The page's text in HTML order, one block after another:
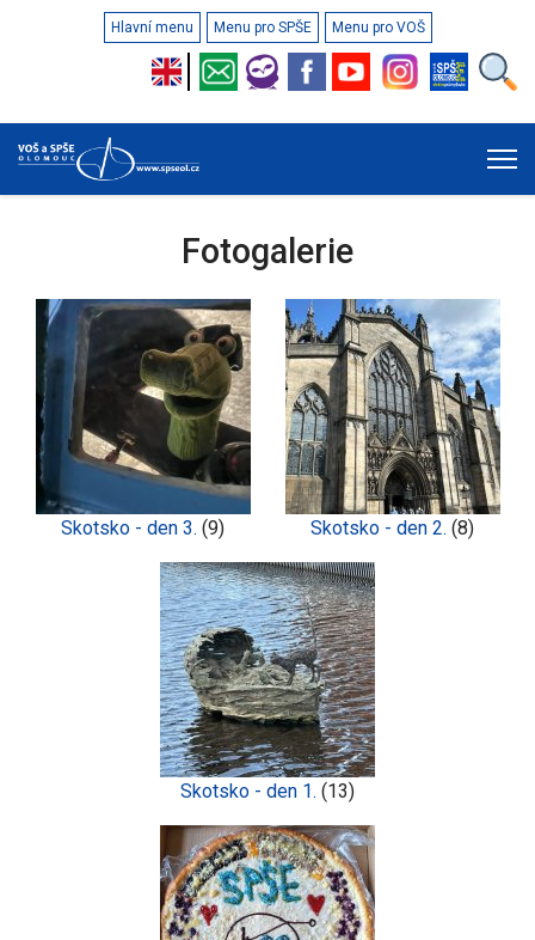
Hlavní menu Menu pro SPŠE Menu pro VOŠ
Fotogalerie
Skotsko - den 3. (9) Skotsko - den 2. (8)
Skotsko - den 1. (13)